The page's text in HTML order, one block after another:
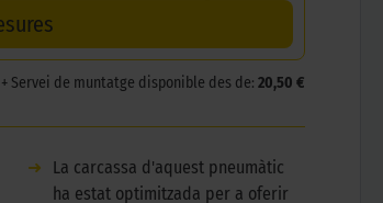
+ Servei de muntatge disponible des de: 20,50 €
➜
La carcassa d'aquest pneumàtic
ha estat optimitzada per a oferir